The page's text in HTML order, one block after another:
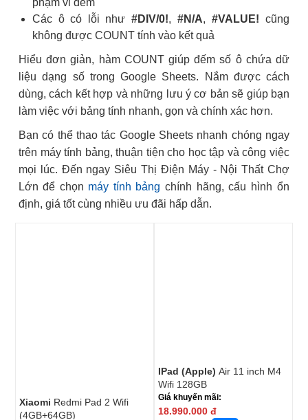
phạm vi đếm
Các ô có lỗi như #DIV/0!, #N/A, #VALUE! cũng
không được COUNT tính vào kết quả
Hiểu đơn giản, hàm COUNT giúp đếm số ô chứa dữ
liệu dạng số trong Google Sheets. Nắm được cách
dùng, cách kết hợp và những lưu ý cơ bản sẽ giúp bạn
làm việc với bảng tính nhanh, gọn và chính xác hơn.
Bạn có thể thao tác Google Sheets nhanh chóng ngay
trên máy tính bảng, thuận tiện cho học tập và công việc
mọi lúc. Đến ngay Siêu Thị Điện Máy - Nội Thất Chợ
Lớn để chọn máy tính bảng chính hãng, cấu hình ổn
định, giá tốt cùng nhiều ưu đãi hấp dẫn.
Xiaomi Redmi Pad 2 Wifi
(4GB+64GB)
IPad (Apple) Air 11 inch M4
Wifi 128GB
Giá khuyến mãi:
18.990.000 đ